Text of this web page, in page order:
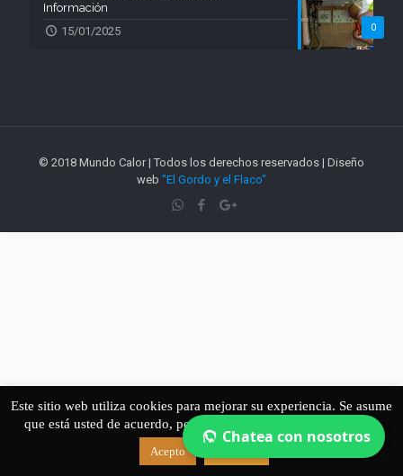
0
Información
15/01/2025
© 2018 Mundo Calor | Todos los derechos reservados | Diseño
web "El Gordo y el Flaco"
Este sitio web utiliza cookies para mejorar su experiencia. Se asume
que está usted de acuerdo, pero si no es así puede dejar el sitio.
Acepto
Chatea con nosotros